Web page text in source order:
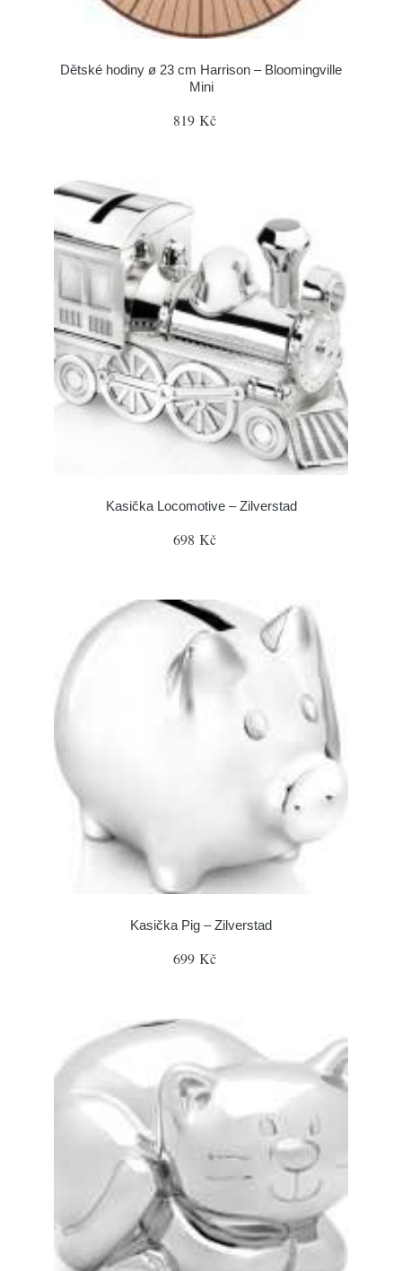
Dětské hodiny ø 23 cm Harrison – Bloomingville
Mini
819 Kč
Kasička Locomotive – Zilverstad
698 Kč
Kasička Pig – Zilverstad
699 Kč